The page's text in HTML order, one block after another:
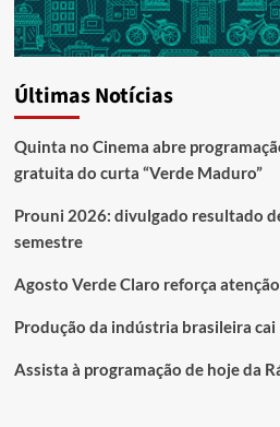
Últimas Notícias
Quinta no Cinema abre
gratuita do curta “Verde Maduro”
Prouni 2026: divulgado resultado
semestre
Agosto Verde Claro reforça
Produção da indústria brasileira cai
Assista à programação de hoje da